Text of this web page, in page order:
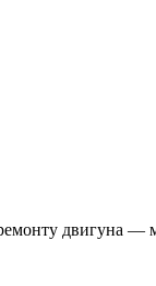
двигуна